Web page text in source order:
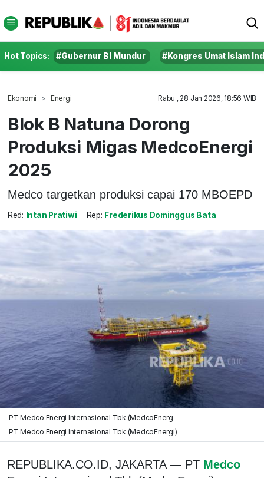
Hot Topics: #Gubernur BI Mundur #Kongres Umat Islam
Ekonomi Energi Rabu , 28 Jan 2026, 18:56 WIB
Blok B Natuna Dorong
Produksi Migas MedcoEnergi
2025
Medco targetkan produksi capai 170 MBOEPD
Red: Intan Pratiwi Rep: Frederikus Dominggus Bata
PT Medco Energi Internasional Tbk (MedcoEnerg
PT Medco Energi Internasional Tbk (MedcoEnergi)
REPUBLIKA.CO.ID, JAKARTA — PT Medco